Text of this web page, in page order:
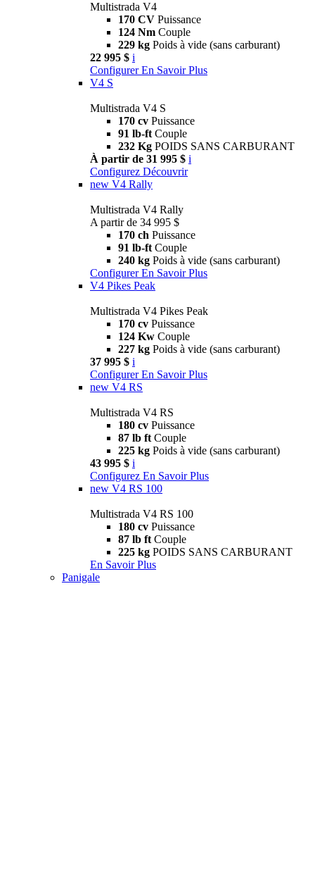
Multistrada V4
170 CV Puissance
124 Nm Couple
229 kg Poids à vide (sans carburant)
22 995 $ i
Configurer En Savoir Plus
V4 S
Multistrada V4 S
170 cv Puissance
91 lb-ft Couple
232 Kg POIDS SANS CARBURANT
À partir de 31 995 $ i
Configurez Découvrir
new V4 Rally
Multistrada V4 Rally
A partir de 34 995 $
170 ch Puissance
91 lb-ft Couple
240 kg Poids à vide (sans carburant)
Configurer En Savoir Plus
V4 Pikes Peak
Multistrada V4 Pikes Peak
170 cv Puissance
124 Kw Couple
227 kg Poids à vide (sans carburant)
37 995 $ i
Configurer En Savoir Plus
new V4 RS
Multistrada V4 RS
180 cv Puissance
87 lb ft Couple
225 kg Poids à vide (sans carburant)
43 995 $ i
Configurez En Savoir Plus
new V4 RS 100
Multistrada V4 RS 100
180 cv Puissance
87 lb ft Couple
225 kg POIDS SANS CARBURANT
En Savoir Plus
Panigale